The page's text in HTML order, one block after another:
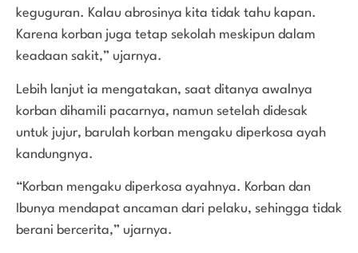
keguguran. Kalau abrosinya kita tidak tahu kapan.
Karena korban juga tetap sekolah meskipun dalam
keadaan sakit,” ujarnya.
Lebih lanjut ia mengatakan, saat ditanya awalnya
korban dihamili pacarnya, namun setelah didesak
untuk jujur, barulah korban mengaku diperkosa ayah
kandungnya.
“Korban mengaku diperkosa ayahnya. Korban dan
Ibunya mendapat ancaman dari pelaku, sehingga tidak
berani bercerita,” ujarnya.